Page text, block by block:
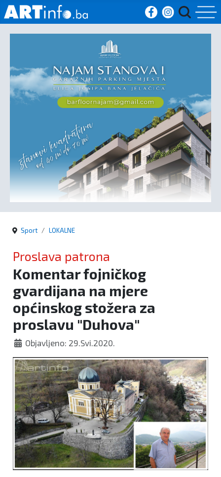
Vijesti
Sport
Crna
kronika
Politika
Sport LOKALNE
Proslava patrona
Komentar fojničkog
gvardijana na mjere
općinskog stožera za
proslavu "Duhova"
Objavljeno: 29.Svi.2020.